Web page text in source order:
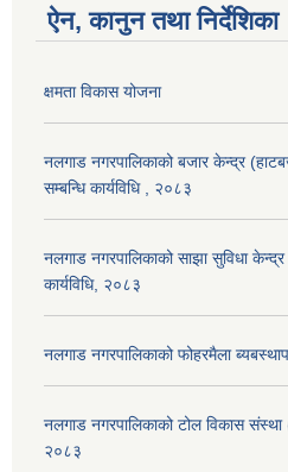
ऐन, कानुन तथा निर्देशिका
क्षमता विकास योजना
नलगाड नगरपालिकाको बजार केन्द्र
सम्बन्धि कार्यविधि , २०८३
नलगाड नगरपालिकाको साझा सुविधा
कार्यविधि, २०८३
नलगाड नगरपालिकाको फोहरमैला
नलगाड नगरपालिकाको टोल विकास संस्था
२०८३